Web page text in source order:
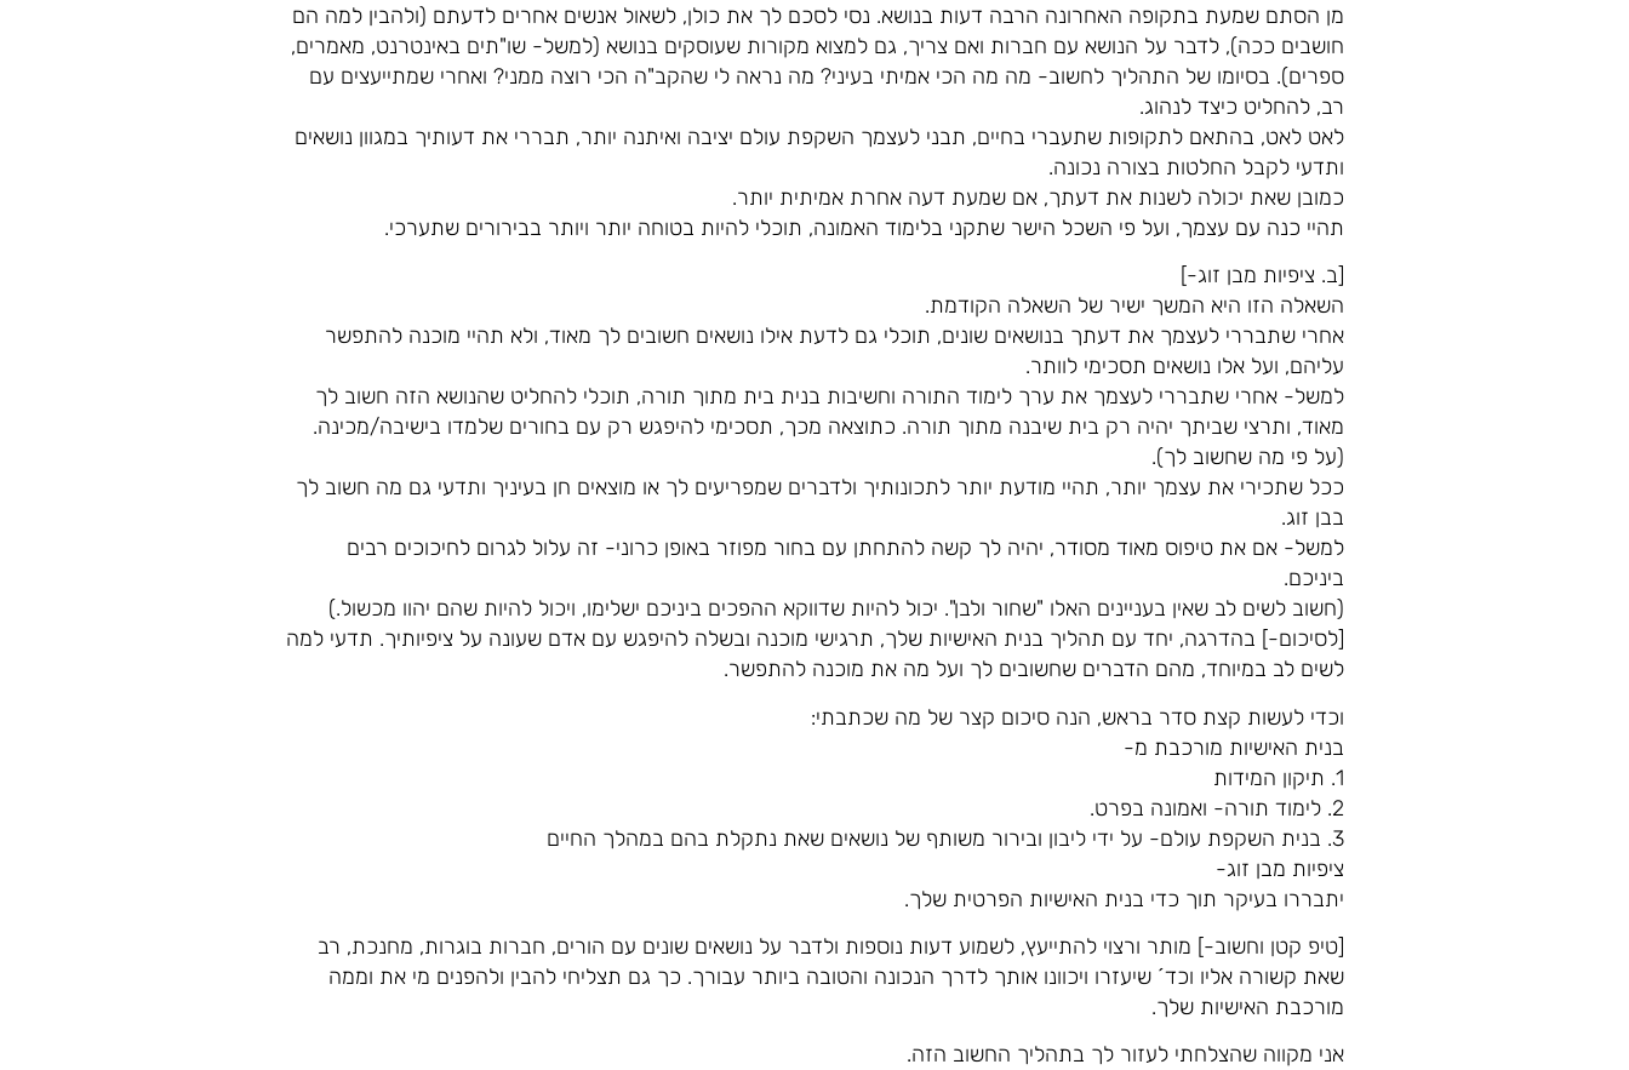
מן הסתם שמעת בתקופה האחרונה הרבה דעות בנושא. נסי לסכם לך את כולן, לשאול אנשים אחרים לדעתם (ולהבין למה הם
חושבים ככה), לדבר על הנושא עם חברות ואם צריך, גם למצוא מקורות שעוסקים בנושא (למשל- שו"תים באינטרנט, מאמרים,
ספרים). בסיומו של התהליך לחשוב- מה מה הכי אמיתי בעיני? מה נראה לי שהקב"ה הכי רוצה ממני? ואחרי שמתייעצים עם
רב, להחליט כיצד לנהוג.
לאט לאט, בהתאם לתקופות שתעברי בחיים, תבני לעצמך השקפת עולם יציבה ואיתנה יותר, תבררי את דעותיך במגוון נושאים
ותדעי לקבל החלטות בצורה נכונה.
כמובן שאת יכולה לשנות את דעתך, אם שמעת דעה אחרת אמיתית יותר.
תהיי כנה עם עצמך, ועל פי השכל הישר שתקני בלימוד האמונה, תוכלי להיות בטוחה יותר ויותר בבירורים שתערכי.
[ב. ציפיות מבן זוג-]
השאלה הזו היא המשך ישיר של השאלה הקודמת.
אחרי שתבררי לעצמך את דעתך בנושאים שונים, תוכלי גם לדעת אילו נושאים חשובים לך מאוד, ולא תהיי מוכנה להתפשר
עליהם, ועל אלו נושאים תסכימי לוותר.
למשל- אחרי שתבררי לעצמך את ערך לימוד התורה וחשיבות בנית בית מתוך תורה, תוכלי להחליט שהנושא הזה חשוב לך
מאוד, ותרצי שביתך יהיה רק בית שיבנה מתוך תורה. כתוצאה מכך, תסכימי להיפגש רק עם בחורים שלמדו בישיבה/מכינה.
(על פי מה שחשוב לך).
ככל שתכירי את עצמך יותר, תהיי מודעת יותר לתכונותיך ולדברים שמפריעים לך או מוצאים חן בעיניך ותדעי גם מה חשוב לך
בבן זוג.
למשל- אם את טיפוס מאוד מסודר, יהיה לך קשה להתחתן עם בחור מפוזר באופן כרוני- זה עלול לגרום לחיכוכים רבים
ביניכם.
(חשוב לשים לב שאין בעניינים האלו "שחור ולבן". יכול להיות שדווקא ההפכים ביניכם ישלימו, ויכול להיות שהם יהוו מכשול.)
[לסיכום-] בהדרגה, יחד עם תהליך בנית האישיות שלך, תרגישי מוכנה ובשלה להיפגש עם אדם שעונה על ציפיותיך. תדעי למה
לשים לב במיוחד, מהם הדברים שחשובים לך ועל מה את מוכנה להתפשר.
וכדי לעשות קצת סדר בראש, הנה סיכום קצר של מה שכתבתי:
בנית האישיות מורכבת מ-
1. תיקון המידות
2. לימוד תורה- ואמונה בפרט.
3. בנית השקפת עולם- על ידי ליבון ובירור משותף של נושאים שאת נתקלת בהם במהלך החיים
ציפיות מבן זוג-
יתבררו בעיקר תוך כדי בנית האישיות הפרטית שלך.
[טיפ קטן וחשוב-] מותר ורצוי להתייעץ, לשמוע דעות נוספות ולדבר על נושאים שונים עם הורים, חברות בוגרות, מחנכת, רב
שאת קשורה אליו וכד´ שיעזרו ויכוונו אותך לדרך הנכונה והטובה ביותר עבורך. כך גם תצליחי להבין ולהפנים מי את וממה
מורכבת האישיות שלך.
אני מקווה שהצלחתי לעזור לך בתהליך החשוב הזה.